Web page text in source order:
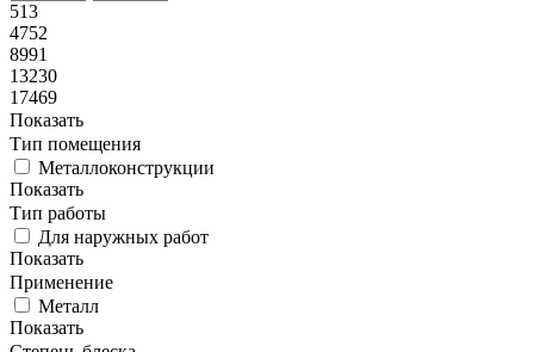
513
4752
8991
13230
17469
Показать
Тип помещения
Металлоконструкции
Показать
Тип работы
Для наружных работ
Показать
Применение
Металл
Показать